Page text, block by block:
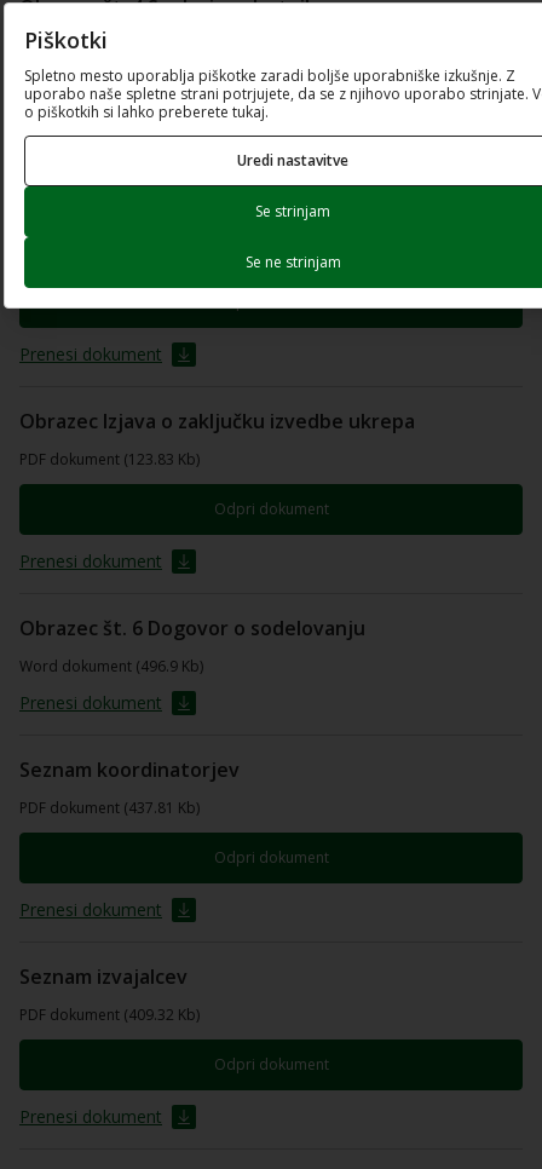
Obrazec št. 4 Soglasje solastnika
PDF dokument (124.78 Kb)
Odpri dokument
Prenesi dokument
Prenesi dokument
Obrazec Izjava o zaključku izvedbe ukrepa
PDF dokument (123.83 Kb)
Odpri dokument
Prenesi dokument
Obrazec št. 6 Dogovor o sodelovanju
Word dokument (496.9 Kb)
Prenesi dokument
Seznam koordinatorjev
PDF dokument (437.81 Kb)
Odpri dokument
Prenesi dokument
Seznam izvajalcev
PDF dokument (409.32 Kb)
Odpri dokument
Prenesi dokument
Piškotki
Spletno mesto uporablja piškotke zaradi boljše uporabniške izkušnje. Z
uporabo naše spletne strani potrjujete, da se z njihovo uporabo strinjate.
o piškotkih si lahko preberete tukaj.
Uredi nastavitve
Se strinjam
Se ne strinjam